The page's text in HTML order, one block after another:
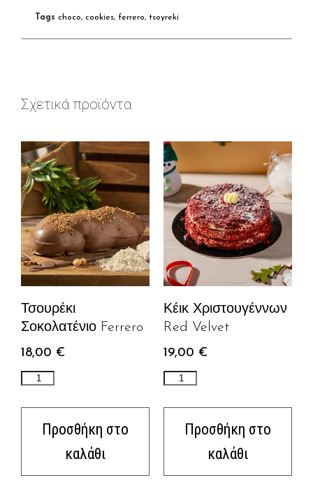
Tags choco, cookies, ferrero, tsoyreki
Σχετικά προϊόντα
Τσουρέκι
Σοκολατένιο Ferrero
18,00 €
Προσθήκη στο
καλάθι
Κέικ Χριστουγέννων
Red Velvet
19,00 €
Προσθήκη στο
καλάθι